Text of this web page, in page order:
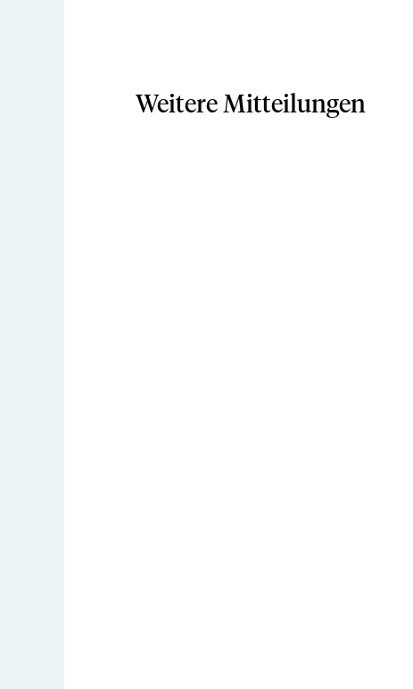
Weitere Mitteilungen